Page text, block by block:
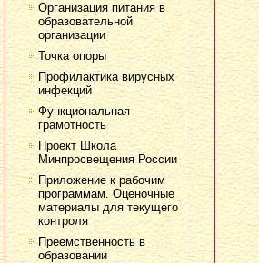
Организация питания в
образовательной
организации
Точка опоры
Профилактика вирусных
инфекций
Функциональная
грамотность
Проект Школа
Минпросвещения России
Приложение к рабочим
программам. Оценочные
материалы для текущего
контроля
Преемственность в
образовании